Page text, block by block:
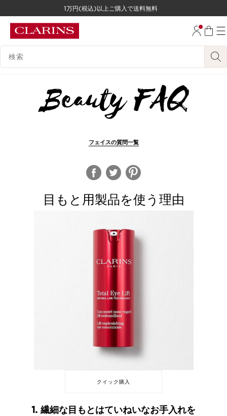
コンテンツへ移動
1万円(税込)以上ご購入で送料無料
検索候補
フェイスの質問一覧
目もと用製品を使う理由
クイック購入
1. 繊細な目もとはていねいなお手入れを